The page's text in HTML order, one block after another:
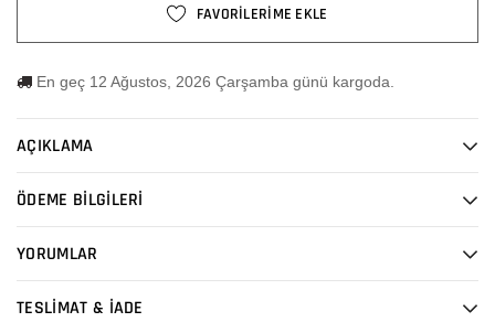
FAVORİLERİME EKLE
En geç 12 Ağustos, 2026 Çarşamba günü kargoda.
AÇIKLAMA
ÖDEME BİLGİLERİ
YORUMLAR
TESLİMAT & İADE